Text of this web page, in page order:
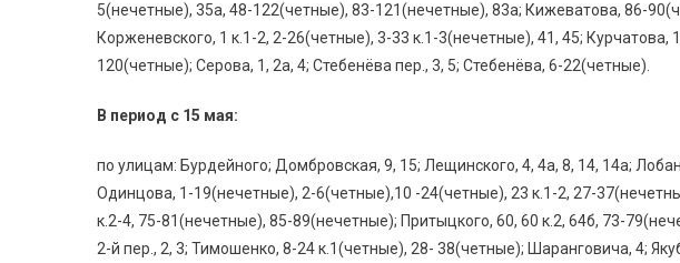
5(нечетные), 35а, 48-122(четные), 83-121(нечетные), 83а; Кижеватова, 86-
Корженевского, 1 к.1-2, 2-26(четные), 3-33 к.1-3(нечетные), 41, 45;
120(четные); Серова, 1, 2а, 4; Стебенёва пер., 3, 5; Стебенёва, 6-22(четные).
В период с 15 мая:
по улицам: Бурдейного; Домбровская, 9, 15; Лещинского, 4, 4а, 8, 14, 14а;
Одинцова, 1-19(нечетные), 2-6(четные),10 -24(четные), 23 к.1-2, 27-
к.2-4, 75-81(нечетные), 85-89(нечетные); Притыцкого, 60, 60 к.2, 64б, 73-
2-й пер., 2, 3; Тимошенко, 8-24 к.1(четные), 28- 38(четные); Шаранговича, 4;